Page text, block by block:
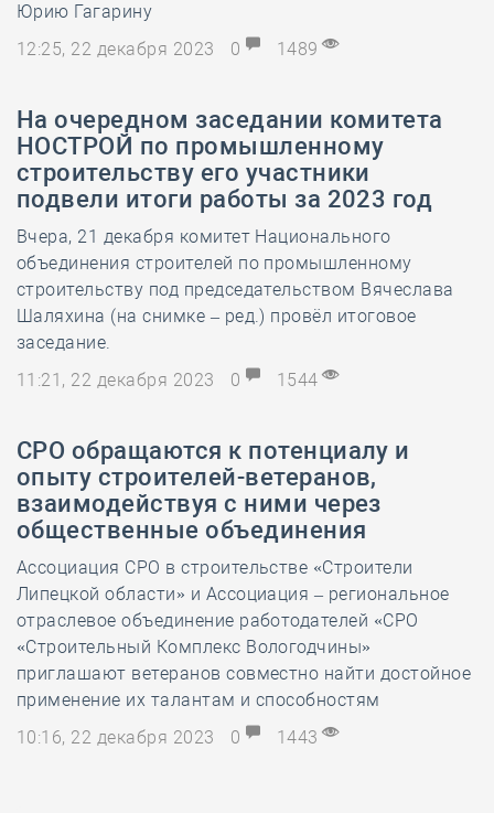
Юрию Гагарину
12:25, 22 декабря 2023
0 1489
На очередном заседании комитета
НОСТРОЙ по промышленному
строительству его участники
подвели итоги работы за 2023 год
Вчера, 21 декабря комитет Национального
объединения строителей по промышленному
строительству под председательством Вячеслава
Шаляхина (на снимке – ред.) провёл итоговое
заседание.
11:21, 22 декабря 2023
0 1544
СРО обращаются к потенциалу и
опыту строителей-ветеранов,
взаимодействуя с ними через
общественные объединения
Ассоциация СРО в строительстве «Строители
Липецкой области» и Ассоциация – региональное
отраслевое объединение работодателей «СРО
«Строительный Комплекс Вологодчины»
приглашают ветеранов совместно найти достойное
применение их талантам и способностям
10:16, 22 декабря 2023
0 1443